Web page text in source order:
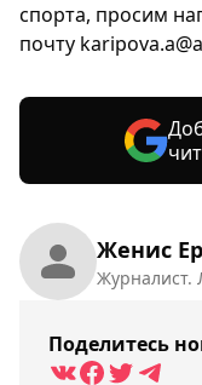
Женис
Журналист.
Поделитесь
спорта, просим
почту